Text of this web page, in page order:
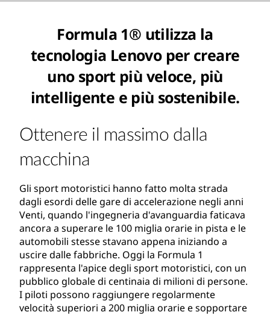
Formula 1® utilizza la
tecnologia Lenovo per creare
uno sport più veloce, più
intelligente e più sostenibile.
Ottenere il massimo dalla
macchina
Gli sport motoristici hanno fatto molta strada
dagli esordi delle gare di accelerazione negli anni
Venti, quando l'ingegneria d'avanguardia faticava
ancora a superare le 100 miglia orarie in pista e le
automobili stesse stavano appena iniziando a
uscire dalle fabbriche. Oggi la Formula 1
rappresenta l'apice degli sport motoristici, con un
pubblico globale di centinaia di milioni di persone.
I piloti possono raggiungere regolarmente
velocità superiori a 200 miglia orarie e sopportare